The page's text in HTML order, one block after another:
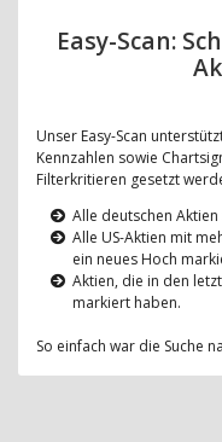
Easy-Scan:
Unser Easy-Scan
Kennzahlen sowie
Filterkritieren gesetzt
Alle deutschen
Alle US-Aktien mit
ein neues Hoch
Aktien, die in den
markiert haben.
So einfach war die Suche